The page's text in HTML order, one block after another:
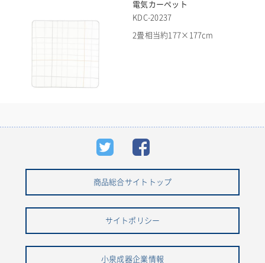
電気カーペット
KDC-20237
2畳相当約177×177cm
商品総合サイトトップ
サイトポリシー
小泉成器企業情報